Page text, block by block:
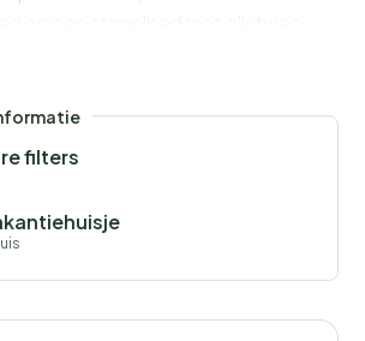
een korte autorit van het
jeugdgroepen gewenst!
filters